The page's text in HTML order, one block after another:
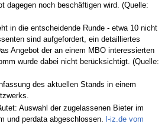
dagegen noch beschäftigen wird. (Quelle:
in die entscheidende Runde - etwa 10 nicht
sind aufgefordert, ein detailliertes
Angebot der an einem MBO interessierten
wurde dabei nicht berücksichtigt. (Quelle:
des aktuellen Stands in einem
Auswahl der zugelassenen Bieter im
und perdata abgeschlossen.
l-iz.de vom